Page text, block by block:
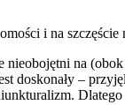
i na
na
doskonały –